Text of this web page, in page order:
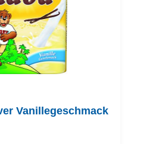
Vanillegeschmack